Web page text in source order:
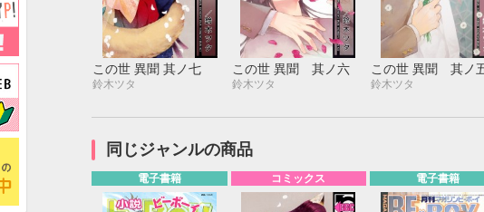
この世 異聞 其ノ七
鈴木ツタ
この世 異聞 其ノ六
鈴木ツタ
この世 異聞 其ノ
鈴木ツタ
同じジャンルの商品
電子書籍 コミックス 電子書籍